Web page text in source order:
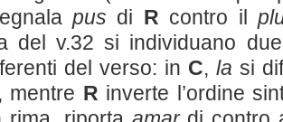
pus di R contro il
del v.32 si individuano
del verso: in C, la si
mentre R inverte l’ordine